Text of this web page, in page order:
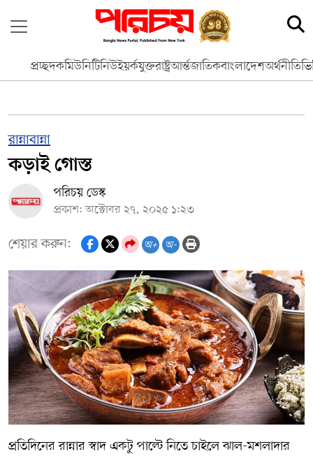
প্রচ্ছদকমিউনিটিনিউইয়র্কযুক্তরাষ্ট্রআর্ন্তজাতিকবাংলাদেশঅর্থনীতি
রান্নাবান্না
কড়াই গোস্ত
পরিচয় ডেস্ক
প্রকাশ: অক্টোবর ২৭, ২০২৫ ১:২৩
শেয়ার করুন: অ+ অ-
প্রতিদিনের রান্নার স্বাদ একটু পাল্টে নিতে চাইলে ঝাল-মশলাদার